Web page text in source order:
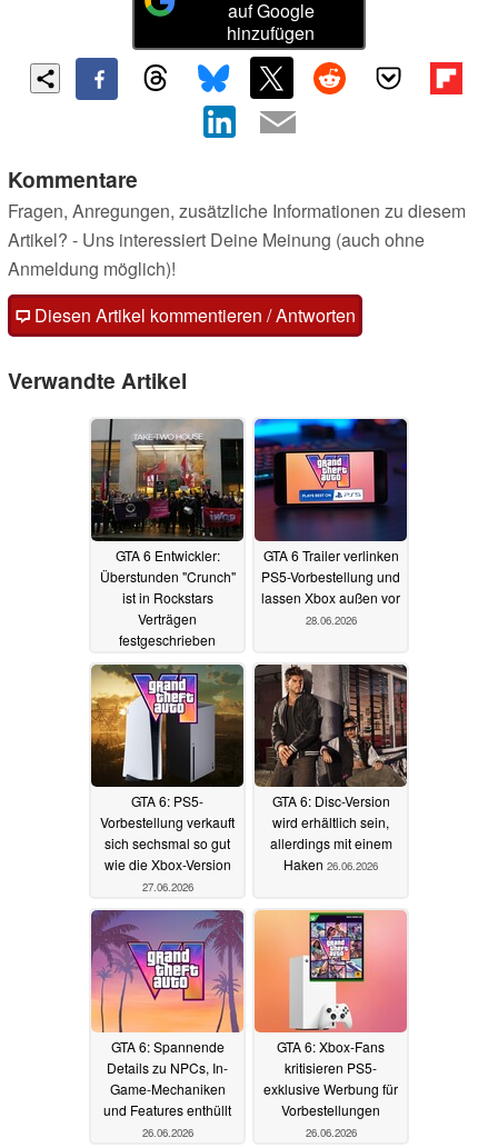
auf Google
hinzufügen
Kommentare
Fragen, Anregungen, zusätzliche Informationen zu diesem
Artikel? - Uns interessiert Deine Meinung (auch ohne
Anmeldung möglich)!
Diesen Artikel kommentieren / Antworten
Verwandte Artikel
GTA 6 Entwickler:
Überstunden "Crunch"
ist in Rockstars
Verträgen
festgeschrieben
06.07.2026
GTA 6 Trailer verlinken
PS5-Vorbestellung und
lassen Xbox außen vor
28.06.2026
GTA 6: PS5-
Vorbestellung verkauft
sich sechsmal so gut
wie die Xbox-Version
27.06.2026
GTA 6: Disc-Version
wird erhältlich sein,
allerdings mit einem
Haken 26.06.2026
GTA 6: Spannende
Details zu NPCs, In-
Game-Mechaniken
und Features enthüllt
26.06.2026
GTA 6: Xbox-Fans
kritisieren PS5-
exklusive Werbung für
Vorbestellungen
26.06.2026